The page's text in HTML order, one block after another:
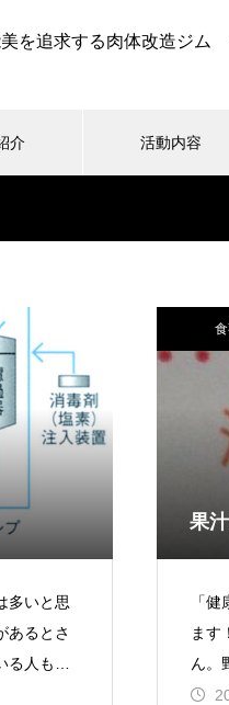
を追求する肉体改造ジム
介 活動内容
多いと思
あるとさ
人もい
温泉地
果
「
ます
ん。
かも